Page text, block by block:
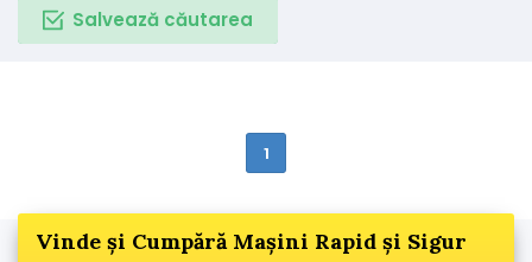
Salvează căutarea
1
Vinde și Cumpără Mașini Rapid și Sigur